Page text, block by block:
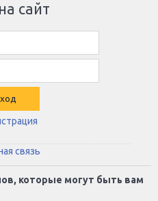
сайт
связь
которые могут быть вам